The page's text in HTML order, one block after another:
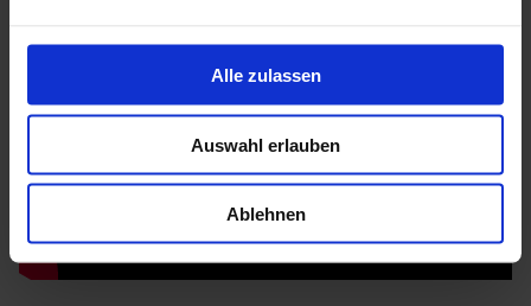
Alle zulassen
Auswahl erlauben
Ablehnen